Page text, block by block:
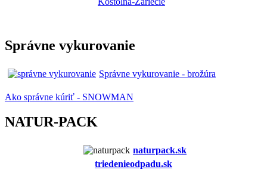
Správne vykurovanie
Správne vykurovanie - brožúra
Ako správne kúriť - SNOWMAN
NATUR-PACK
naturpack.sk
triedenieodpadu.sk